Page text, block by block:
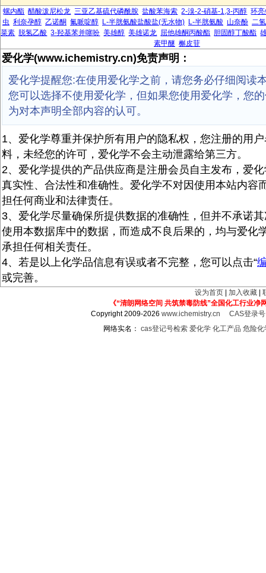
螺内酯 醋酸泼尼松龙 三亚乙基硫代磷酰胺 盐酸苯海索 2-溴-2-硝基-1,3-丙醇 环
虫 利奈孕醇 乙诺酮 氟哌啶醇 L-半胱氨酸盐酸盐(无水物) L-半胱氨酸 山奈酚 二
菜素 脱氢乙酸 3-羟基苯并噻吩 美雄醇 美雄诺龙 屈他雄酮丙酸酯 胆固醇丁酸酯
素甲醚 槲皮苷
爱化学(www.ichemistry.cn)免责声明：
爱化学提醒您:在使用爱化学之前，请您务必仔细阅读
您可以选择不使用爱化学，但如果您使用爱化学，您
为对本声明全部内容的认可。
1、爱化学尊重并保护所有用户的隐私权，您注册的用
料，未经您的许可，爱化学不会主动泄露给第三方。
2、爱化学提供的产品供应商是注册会员自主发布，爱
真实性、合法性和准确性。爱化学不对因使用本站内容
担任何商业和法律责任。
3、爱化学尽量确保所提供数据的准确性，但并不承诺
使用本数据库中的数据，而造成不良后果的，均与爱化
承担任何相关责任。
4、若是以上化学品信息有误或者不完整，您可以点击“
或完善。
设为首页 加入收藏
《“清朗网络空间 共筑禁毒防线”全国化工行业净
Copyright 2009-2026www.ichemistry.cn
CAS登录
网络实名： cas登记号检索 爱化学 化工产品 危险化